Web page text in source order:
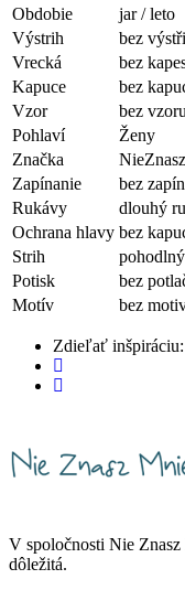
Obdobie
jar / leto
Výstrih
bez
Vrecká
bez
Kapuce
bez
Vzor
bez vzoru
Pohlaví
Ženy
Značka
Zapínanie
bez
Rukávy
dlouhý
Ochrana hlavy bez
Strih
pohodlný
Potisk
bez
Motív
bez
Zdieľať inšpiráciu:
V spoločnosti Nie Znasz
dôležitá.